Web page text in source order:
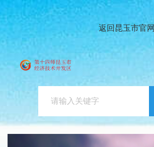
返回昆玉市官网